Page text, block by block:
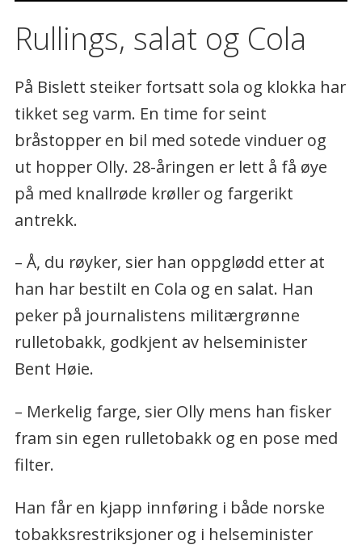
Rullings, salat og Cola
På Bislett steiker fortsatt sola og klokka har
tikket seg varm. En time for seint
bråstopper en bil med sotede vinduer og
ut hopper Olly. 28-åringen er lett å få øye
på med knallrøde krøller og fargerikt
antrekk.
– Å, du røyker, sier han oppglødd etter at
han har bestilt en Cola og en salat. Han
peker på journalistens militærgrønne
rulletobakk, godkjent av helseminister
Bent Høie.
– Merkelig farge, sier Olly mens han fisker
fram sin egen rulletobakk og en pose med
filter.
Han får en kjapp innføring i både norske
tobakksrestriksjoner og i helseminister